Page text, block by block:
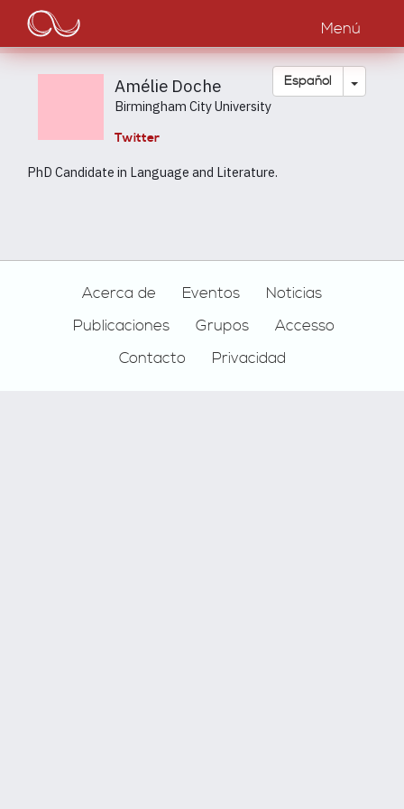
Pasar
contenido
principal
Main
navigation
Menú
Español Toggle
Amélie Doche
Birmingham City University
Twitter
PhD Candidate in Language and Literature.
Acerca de Eventos
Noticias
Publicaciones
Grupos
Accesso
Contacto
Privacidad